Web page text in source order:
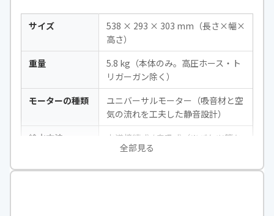
サイズ
538 × 293 × 303 mm（長さ×幅×
高さ）
重量
5.8 kg（本体のみ。高圧ホース・ト
リガーガン除く）
モーターの種類
ユニバーサルモーター（吸音材と空
気の流れを工夫した静音設計）
給水方法
水道接続式 / 自吸式（※バケツ等か
らの自吸には、別売の「サクション
全部見る